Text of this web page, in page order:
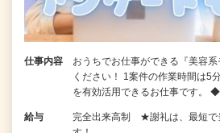
仕事内容
おうちでお仕事ができる『美容
ください！ 1案件の作業時間は5
を有効活用できるお仕事です。
給与
完全出来高制 ★謝礼は、最短で